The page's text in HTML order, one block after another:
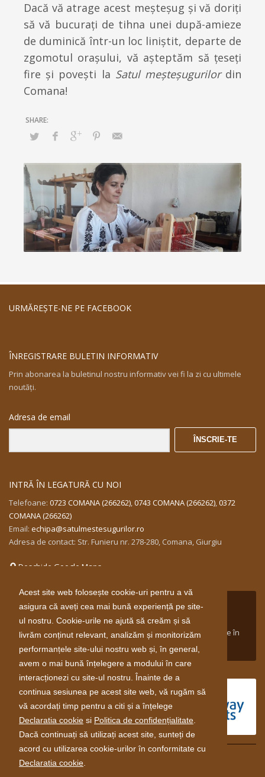
Acest site web folosește cookie-uri pentru a vă
asigura că aveți cea mai bună experiență pe site-
ul nostru. Cookie-urile ne ajută să creăm și să
livrăm conținut relevant, analizăm și monitorizăm
performanțele site-ului nostru web și, în general,
avem o mai bună înțelegere a modului în care
interacționezi cu site-ul nostru. Înainte de a
continua sesiunea pe acest site web, vă rugăm să
vă acordați timp pentru a citi și a înțelege
Declaratia cookie si Politica de confidențialitate
Dacă continuați să utilizați acest site, sunteți de
acord cu utilizarea cookie-urilor în conformitate cu
Declaratia cookie
Dacă vă atrage acest meșteșug și vă doriți
să vă bucuraţi de tihna unei după-amieze
de duminică într-un loc liniştit, departe de
zgomotul oraşului, vă aşteptăm să ţeseți
fire și poveşti la Satul meșteșugurilordin
Comana!
URMĂREŞTE-NE PE FACEBOOK
ÎNREGISTRARE BULETIN INFORMATIV
Prin abonarea la buletinul nostru informativ vei fi la zi cu ultimele
noutăţi.
Adresa de email
ÎNSCRIE-TE
INTRĂ ÎN LEGATURĂ CU NOI
Telefoane: 0723 COMANA (266262),0743 COMANA (266262),0372
COMANA (266262)
Email: echipa@satulmestesugurilor.ro
Adresa de contact: Str. Funieru nr. 278-280, Comana, Giurgiu
Deschide Google Maps
Proiect susținut între aprilie 2014 și aprilie 2016 de către
Guvernul Norvegiei prin Mecanismul Financiar Norvegian
2009-2014 în cadrul domeniului de finanţare Inovare Verde în
Industria din Romania.